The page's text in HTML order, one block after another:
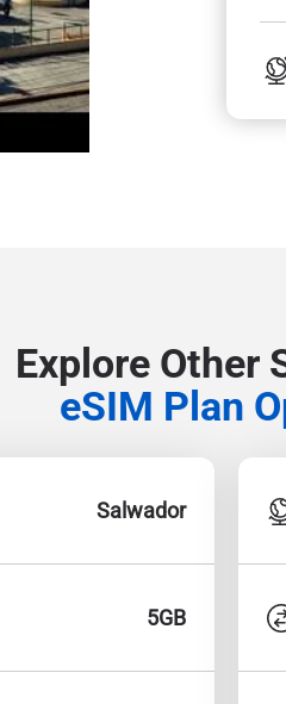
Explore Other
eSIM Plan
Salwador
5GB